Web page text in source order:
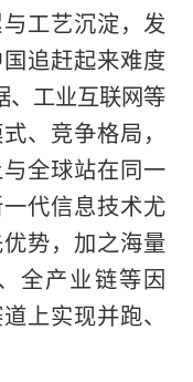
工艺沉淀，发
追赶起来难度
、工业互联网等
、竞争格局，
全球站在同一
代信息技术尤
势，加之海量
全产业链等因
上实现并跑、